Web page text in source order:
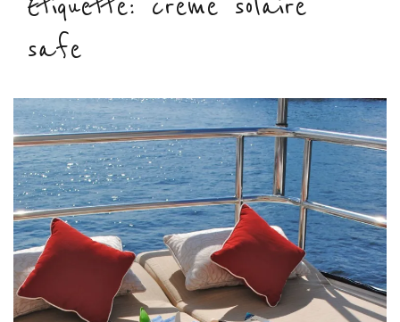
safe